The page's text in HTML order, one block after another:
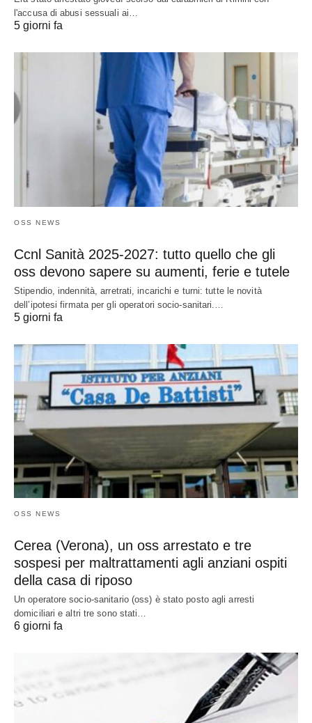
l'accusa di abusi sessuali ai…
5 giorni fa
OSS NEWS
Ccnl Sanità 2025-2027: tutto quello che gli
oss devono sapere su aumenti, ferie e tutele
Stipendio, indennità, arretrati, incarichi e turni: tutte le novità
dell’ipotesi firmata per gli operatori socio-sanitari.…
5 giorni fa
OSS NEWS
Cerea (Verona), un oss arrestato e tre
sospesi per maltrattamenti agli anziani ospiti
della casa di riposo
Un operatore socio-sanitario (oss) è stato posto agli arresti
domiciliari e altri tre sono stati…
6 giorni fa